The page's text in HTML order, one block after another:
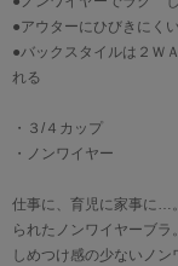
●アウターにひびきにく
●バックスタイルは２Ｗ
れる
・３/４カップ
・ノンワイヤー
仕事に、育児に家事に…
られたノンワイヤーブラ。
しめつけ感の少ないノ